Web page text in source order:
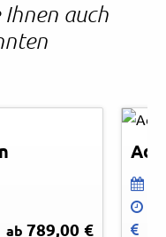
Ihnen auch
ab789,00 €